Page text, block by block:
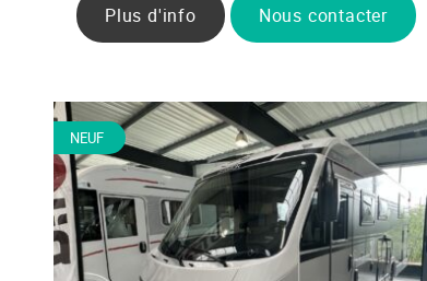
Plus d'info Nous contacter
NEUF